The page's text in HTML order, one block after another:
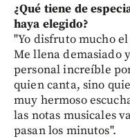
¿Qué tiene de
haya elegido?
"Yo disfruto mucho
Me llena demasiado
personal increíble
quien canta, sino
muy hermoso
las notas musicales
pasan los minutos".